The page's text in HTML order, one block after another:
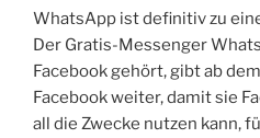
WhatsApp ist definitiv zu
Der Gratis-Messenger
Facebook gehört, gibt ab
Facebook weiter, damit sie
all die Zwecke nutzen kann,